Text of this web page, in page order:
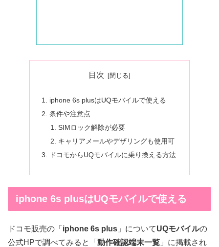
目次
iphone 6s plusはUQモバイルで使える
条件や注意点
SIMロック解除が必要
キャリアメールやデザリングも使用可
ドコモからUQモバイルに乗り換える方法
iphone 6s plusはUQモバイルで使える
ドコモ販売の「 iphone 6s plus 」についてUQモバイルの
公式HPで調べてみると「 動作確認端末一覧 」に掲載され